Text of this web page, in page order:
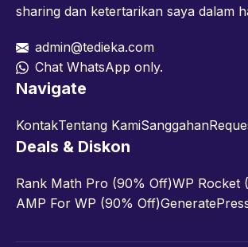
sharing dan ketertarikan saya dalam
admin@tedieka.com
Chat WhatsApp only.
Navigate
KontakTentang KamiSanggahan
Deals & Diskon
Rank Math Pro (90% Off)WP Rocket
AMP For WP (90% Off)